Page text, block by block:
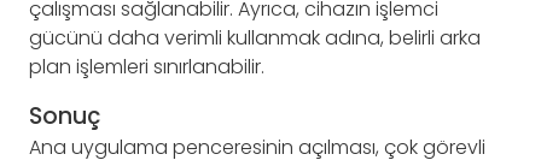
çalışması sağlanabilir. Ayrıca, cihazın işlemci
gücünü daha verimli kullanmak adına, belirli arka
plan işlemleri sınırlanabilir.
Sonuç
Ana uygulama penceresinin açılması, çok görevli